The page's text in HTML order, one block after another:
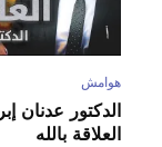
هوامش
العلاقة بالله